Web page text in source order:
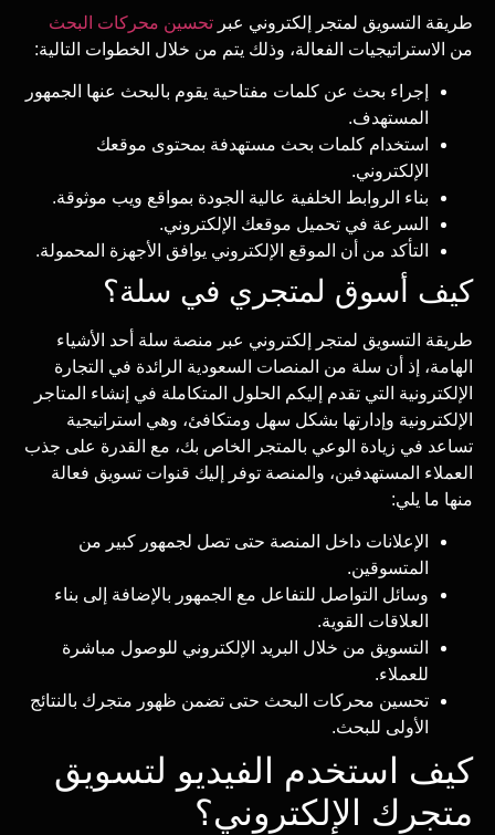
طريقة التسويق لمتجر إلكتروني عبر تحسين محركات البحث
من الاستراتيجيات الفعالة، وذلك يتم من خلال الخطوات التالية:
إجراء بحث عن كلمات مفتاحية يقوم بالبحث عنها الجمهور
المستهدف.
استخدام كلمات بحث مستهدفة بمحتوى موقعك
الإلكتروني.
بناء الروابط الخلفية عالية الجودة بمواقع ويب موثوقة.
السرعة في تحميل موقعك الإلكتروني.
التأكد من أن الموقع الإلكتروني يوافق الأجهزة المحمولة.
كيف أسوق لمتجري في سلة؟
طريقة التسويق لمتجر إلكتروني عبر منصة سلة أحد الأشياء
الهامة، إذ أن سلة من المنصات السعودية الرائدة في التجارة
الإلكترونية التي تقدم إليكم الحلول المتكاملة في إنشاء المتاجر
الإلكترونية وإدارتها بشكل سهل ومتكافئ، وهي استراتيجية
تساعد في زيادة الوعي بالمتجر الخاص بك، مع القدرة على جذب
العملاء المستهدفين، والمنصة توفر إليك قنوات تسويق فعالة
منها ما يلي:
الإعلانات داخل المنصة حتى تصل لجمهور كبير من
المتسوقين.
وسائل التواصل للتفاعل مع الجمهور بالإضافة إلى بناء
العلاقات القوية.
التسويق من خلال البريد الإلكتروني للوصول مباشرة
للعملاء.
تحسين محركات البحث حتى تضمن ظهور متجرك بالنتائج
الأولى للبحث.
كيف استخدم الفيديو لتسويق
متجرك الإلكتروني؟